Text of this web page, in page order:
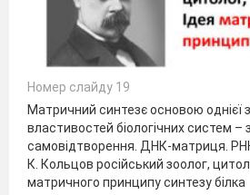
Номер слайду 19
Матричний синтезє основою однієї
властивостей біологічних систем –
самовідтворення. ДНК-матриця.
К. Кольцов російський зоолог,
матричного принципу синтезу білка